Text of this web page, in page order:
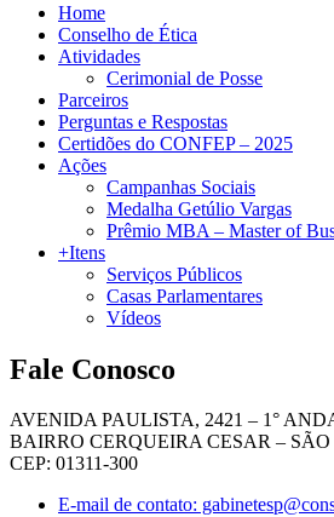
Home
Conselho de Ética
Atividades
Cerimonial de Posse
Parceiros
Perguntas e Respostas
Certidões do CONFEP – 2025
Ações
Campanhas Sociais
Medalha Getúlio Vargas
Prêmio MBA – Master of
+Itens
Serviços Públicos
Casas Parlamentares
Vídeos
Fale Conosco
AVENIDA PAULISTA, 2421 – 1°
BAIRRO CERQUEIRA CESAR – SÃO
CEP: 01311-300
E-mail de contato: